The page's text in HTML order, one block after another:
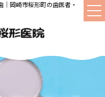
岡崎市桜形町の歯医者・